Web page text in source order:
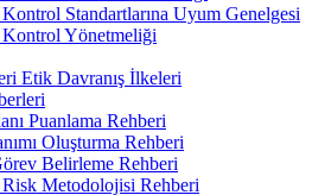
Standartlarına Uyum Genelgesi
Yönetmeliği
Etik Davranış İlkeleri
Puanlama Rehberi
Oluşturma Rehberi
Belirleme Rehberi
Risk Metodolojisi Rehberi